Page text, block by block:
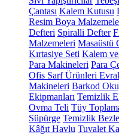
Çantası Kalem Kutusu
Resim Boya
Defteri Spiralli Defter
Malzemeleri Masaüstü
Kırtasiye Seti Kalem ve
Para Makineleri Para
Ofis Sarf Ürünleri
Makineleri Barkod
Ekipmanları Temizlik
Ovma Teli Tüy
Süpürge Temizlik
Kâğıt Havlu Tuvalet